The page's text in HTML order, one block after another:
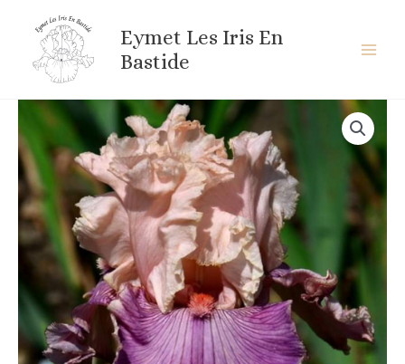
contenu
Eymet Les Iris En
Bastide